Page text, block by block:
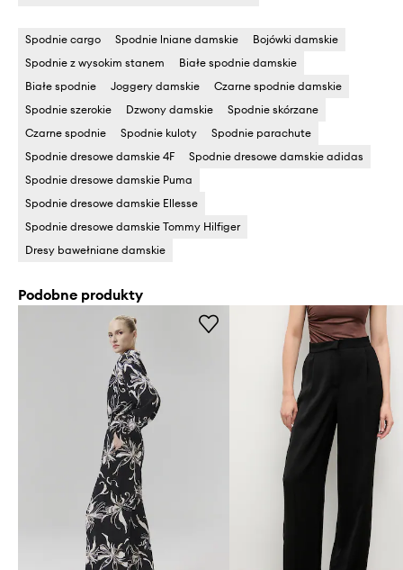
Spodnie cargo Spodnie lniane damskie
Bojówki damskie
Spodnie z wysokim stanem
Białe spodnie damskie
Białe spodnie
Joggery damskie
Czarne spodnie damskie
Spodnie szerokie
Dzwony damskie
Spodnie skórzane
Czarne spodnie
Spodnie kuloty
Spodnie parachute
Spodnie dresowe damskie 4F
Spodnie dresowe damskie adidas
Spodnie dresowe damskie Puma
Spodnie dresowe damskie Ellesse
Spodnie dresowe damskie Tommy Hilfiger
Dresy bawełniane damskie
Podobne produkty